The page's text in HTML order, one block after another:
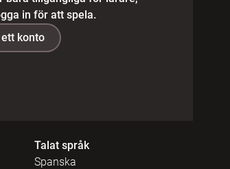
in för att spela.
konto
Talat språk
Spanska